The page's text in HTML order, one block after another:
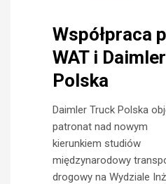
Współpraca
WAT i
Polska
Daimler Truck Polska
patronat nad nowym
kierunkiem studiów
międzynarodowy
drogowy na Wydziale